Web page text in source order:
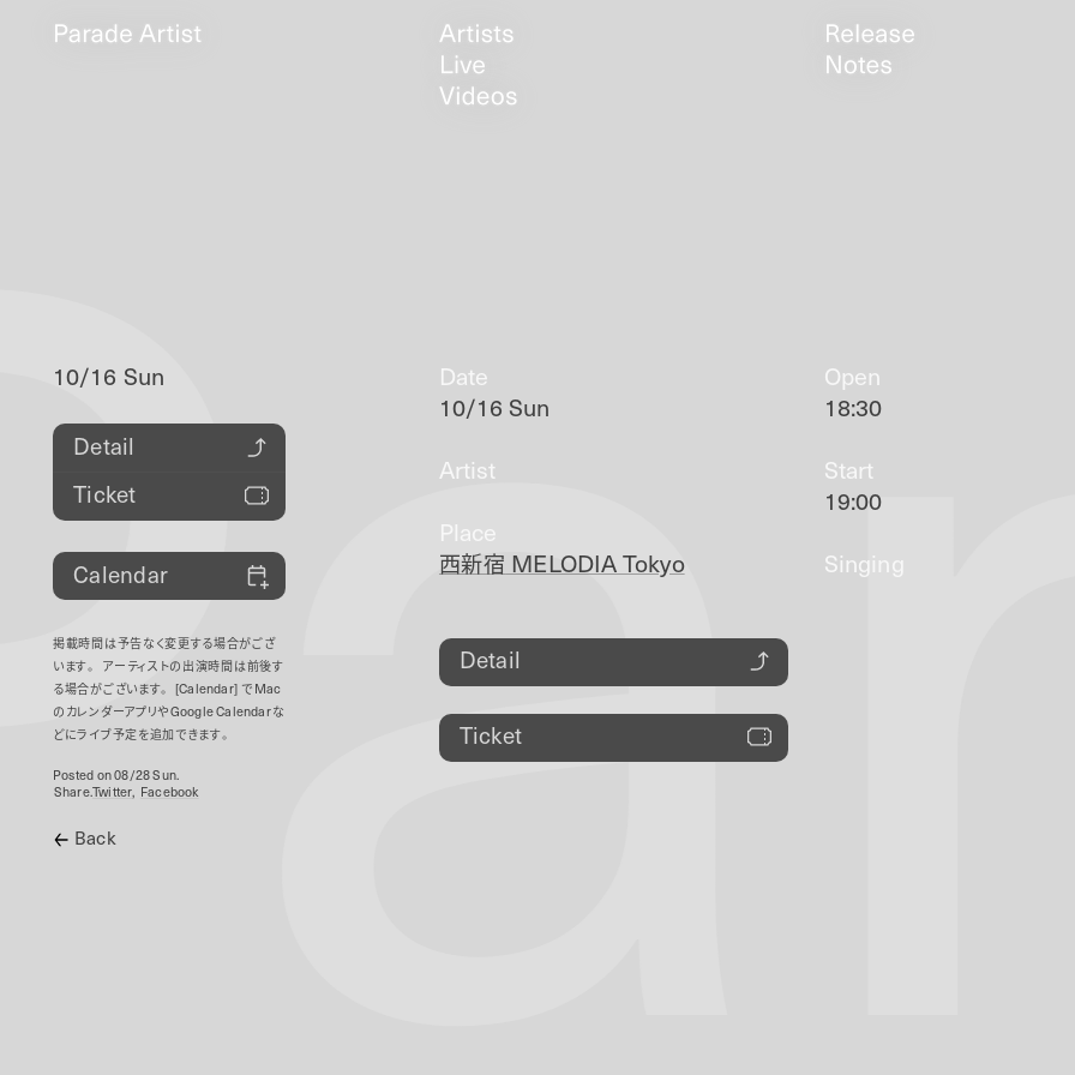
10/16 Sun
Detail
Ticket
Calendar
掲載時間は予告なく変更する場合がござ
います。 アーティストの出演時間は前後す
る場合がございます。 [Calendar] で Mac
のカレンダーアプリやGoogle Calendarな
どにライブ予定を追加できます。
Posted on 08/28 Sun.
Share.Twitter Facebook
Back
Date
10/16 Sun
Artist
Place
西新宿 MELODIA Tokyo
Open
18:30
Start
19:00
Singing
Detail
Ticket